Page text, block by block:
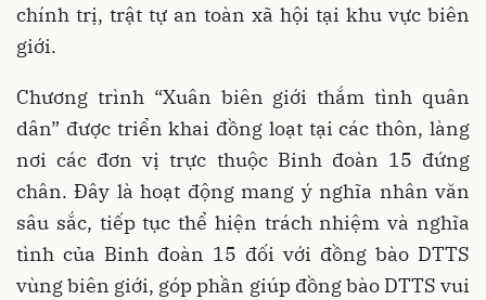
chính trị, trật tự an toàn xã hội tại khu vực biên
giới.
Chương trình “Xuân biên giới thắm tình quân
dân” được triển khai đồng loạt tại các thôn, làng
nơi các đơn vị trực thuộc Binh đoàn 15 đứng
chân. Đây là hoạt động mang ý nghĩa nhân văn
sâu sắc, tiếp tục thể hiện trách nhiệm và nghĩa
tình của Binh đoàn 15 đối với đồng bào DTTS
vùng biên giới, góp phần giúp đồng bào DTTS vui